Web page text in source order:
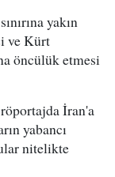
yakın
ve Kürt
öncülük etmesi
İran'a
yabancı
nitelikte